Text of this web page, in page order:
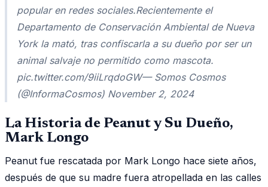
popular en redes sociales.Recientemente el
Departamento de Conservación Ambiental de Nueva
York la mató, tras confiscarla a su dueño por ser un
animal salvaje no permitido como mascota.
pic.twitter.com/9iiLrqdoGW— Somos Cosmos
(@InformaCosmos) November 2, 2024
La Historia de Peanut y Su Dueño,
Mark Longo
Peanut fue rescatada por Mark Longo hace siete años,
después de que su madre fuera atropellada en las calles